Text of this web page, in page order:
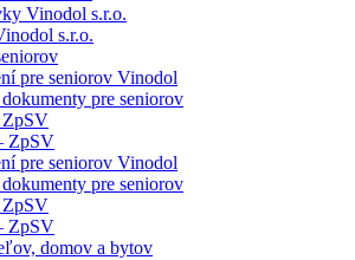
Vinodol s.r.o.
s.r.o.
pre seniorov Vinodol
pre seniorov
ZpSV
ZpSV
pre seniorov Vinodol
pre seniorov
ZpSV
ZpSV
domov a bytov